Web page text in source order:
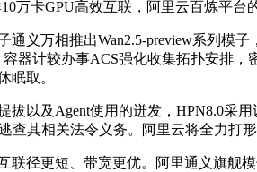
万卡GPU高效互联，阿里云百炼平
万相推出Wan2.5-preview系列模子
器计较办事ACS强化收集拓扑安排
眠取。
及Agent使用的迸发，HPN8.0采
其相关法令义务。阿里云将全力打
径更短、带宽更优。阿里通义旗舰